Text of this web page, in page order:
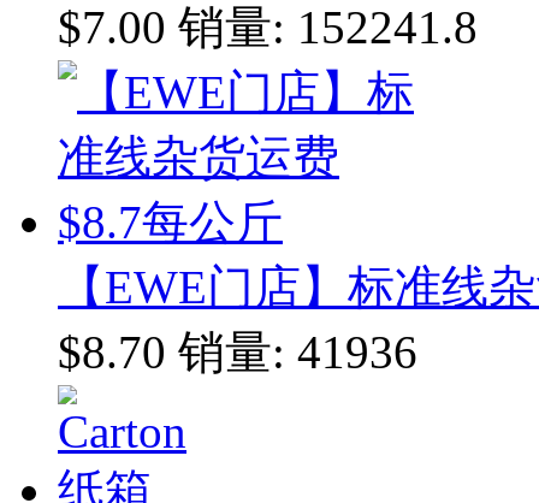
$7.00 销量: 152241.8
【EWE门店】标准线
$8.70 销量: 41936